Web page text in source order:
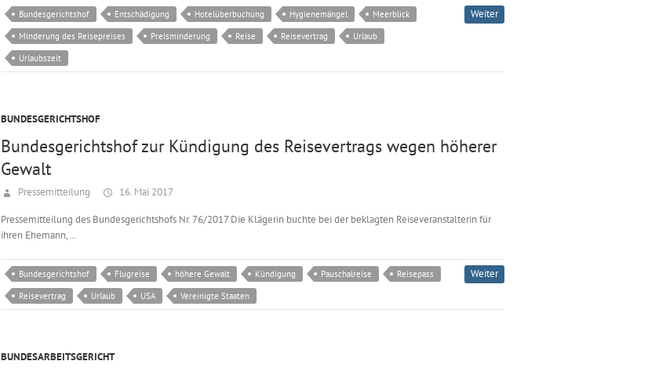
Bundesgerichtshof Entschädigung Hotelüberbuchung Hygienemängel
Meerblick
Minderung des Reisepreises
Preisminderung Reise Reisevertrag
Urlaub
Urlaubszeit
Weiter
BUNDESGERICHTSHOF
Bundesgerichtshof zur Kündigung des Reisevertrags wegen höherer
Gewalt
Pressemitteilung 16. Mai 2017
Pressemitteilung des Bundesgerichtshofs Nr. 76/2017 Die Klägerin buchte bei der beklagten Reiseveranstalterin für
ihren Ehemann,…
Bundesgerichtshof Flugreise höhere Gewalt Kündigung Pauschalreise
Reisepass
Reisevertrag
Urlaub USA Vereinigte Staaten
Weiter
BUNDESARBEITSGERICHT